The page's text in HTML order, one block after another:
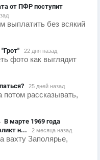
от ПФР поступит
выплатить без всякий
22 дня назад
фото как выглядит
25 дней назад
потом рассказывать,
В марте 1969 года
н...
2 месяца назад
вахту Заполярье,